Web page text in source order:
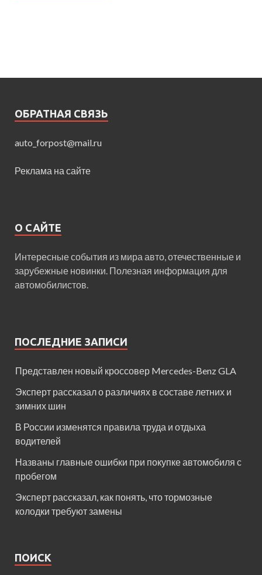
ОБРАТНАЯ СВЯЗЬ
auto_forpost@mail.ru
Реклама на сайте
О САЙТЕ
Интересные события из мира авто, отечественные и
зарубежные новинки. Полезная информация для
автомобилистов.
ПОСЛЕДНИЕ ЗАПИСИ
Представлен новый кроссовер Mercedes-Benz GLA
Эксперт рассказал о различиях в составе летних и
зимних шин
В России изменятся правила труда и отдыха
водителей
Названы главные ошибки при покупке автомобиля с
пробегом
Эксперт рассказал, как понять, что тормозные
колодки требуют замены
ПОИСК